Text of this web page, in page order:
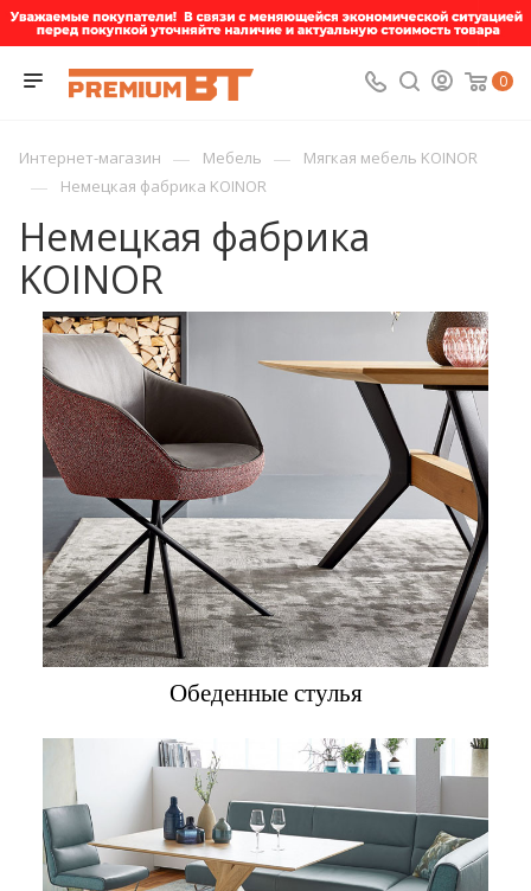
0
Интернет-магазин — Мебель — Мягкая мебель KOINOR
— Немецкая фабрика KOINOR
Немецкая фабрика
KOINOR
Обеденные стулья